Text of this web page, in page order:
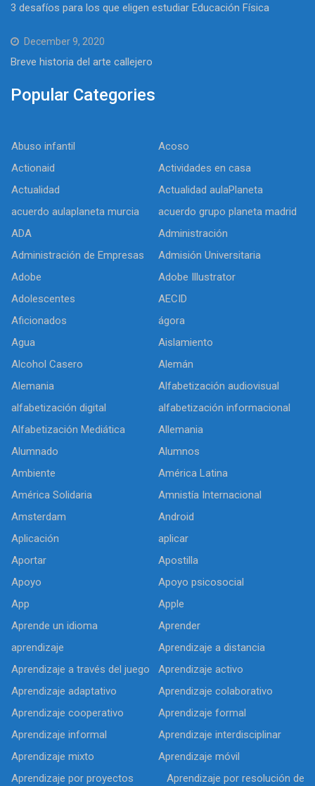
3 desafíos para los que eligen estudiar Educación Física
December 9, 2020
Breve historia del arte callejero
Popular Categories
Abuso infantil
Acoso
Actionaid
Actividades en casa
Actualidad
Actualidad aulaPlaneta
acuerdo aulaplaneta murcia
acuerdo grupo planeta madrid
ADA
Administración
Administración de Empresas
Admisión Universitaria
Adobe
Adobe Illustrator
Adolescentes
AECID
Aficionados
ágora
Agua
Aislamiento
Alcohol Casero
Alemán
Alemania
Alfabetización audiovisual
alfabetización digital
alfabetización informacional
Alfabetización Mediática
Allemania
Alumnado
Alumnos
Ambiente
América Latina
América Solidaria
Amnistía Internacional
Amsterdam
Android
Aplicación
aplicar
Aportar
Apostilla
Apoyo
Apoyo psicosocial
App
Apple
Aprende un idioma
Aprender
aprendizaje
Aprendizaje a distancia
Aprendizaje a través del juego
Aprendizaje activo
Aprendizaje adaptativo
Aprendizaje colaborativo
Aprendizaje cooperativo
Aprendizaje formal
Aprendizaje informal
Aprendizaje interdisciplinar
Aprendizaje mixto
Aprendizaje móvil
Aprendizaje por proyectos
Aprendizaje por resolución de